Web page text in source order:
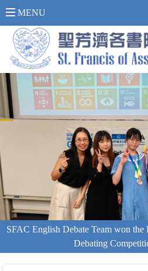
MENU
SFAC English Debate Team won
Debating